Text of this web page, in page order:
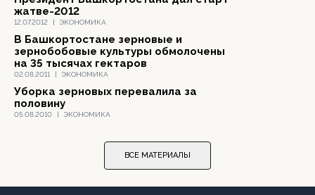
12.07.2012 | ЭКОНОМИКА
жатве-2012
02.08.2011 | ЭКОНОМИКА
В Башкортостане зерновые и
зернобобовые культуры обмолочены
на 35 тысячах гектаров
05.08.2010 | ЭКОНОМИКА
Уборка зерновых перевалила за
половину
ВСЕ МАТЕРИАЛЫ